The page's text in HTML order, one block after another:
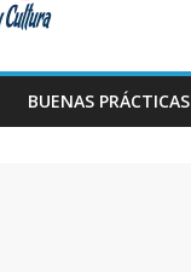
BUENAS PRÁCTICAS